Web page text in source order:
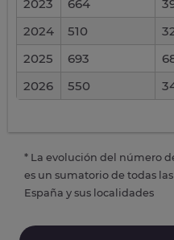
2023 664
2024
510
2025
693
2026
550
* La evolución del número
es un sumatorio de todas
España y sus localidades